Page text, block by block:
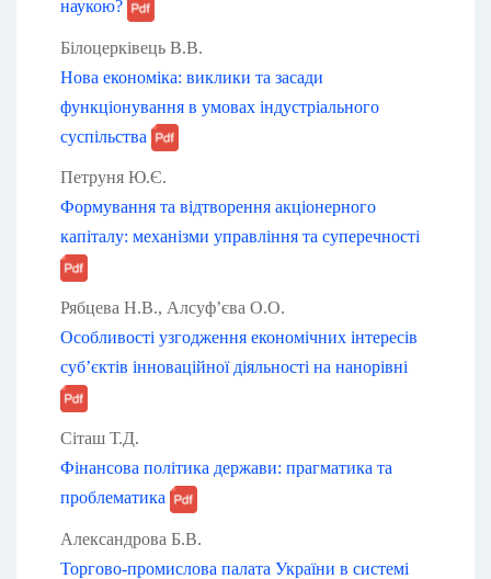
наукою?
Білоцерківець В.В.
Нова економіка: виклики та засади
функціонування в умовах індустріального
суспільства
Петруня Ю.Є.
Формування та відтворення акціонерного
капіталу: механізми управління та суперечності
Рябцева Н.В., Алсуф’єва О.О.
Особливості узгодження економічних інтересів
суб’єктів інноваційної діяльності на нанорівні
Сіташ Т.Д.
Фінансова політика держави: прагматика та
проблематика
Александрова Б.В.
Торгово-промислова палата України в системі